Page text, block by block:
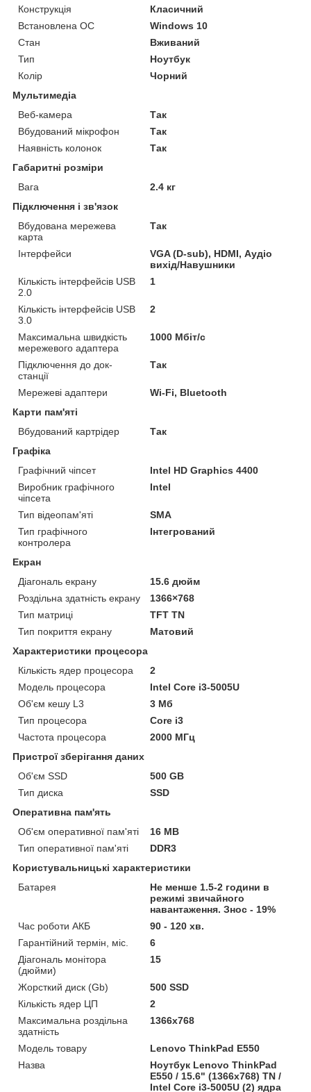
Конструкція
Класичний
Встановлена ОС
Windows 10
Стан
Вживаний
Тип
Ноутбук
Колір
Чорний
Мультимедіа
Веб-камера
Так
Вбудований мікрофон
Так
Наявність колонок
Так
Габаритні розміри
Вага
2.4 кг
Підключення і зв'язок
Вбудована мережева
карта
Так
Інтерфейси
VGA (D-sub), HDMI, Аудіо
вихід/Навушники
Кількість інтерфейсів USB
2.0
1
Кількість інтерфейсів USB
3.0
2
Максимальна швидкість
мережевого адаптера
1000 Мбіт/с
Підключення до док-
станції
Так
Мережеві адаптери
Wi-Fi, Bluetooth
Карти пам'яті
Вбудований картрідер
Так
Графіка
Графічний чіпсет
Intel HD Graphics 4400
Виробник графічного
чіпсета
Intel
Тип відеопам'яті
SMA
Тип графічного
контролера
Інтегрований
Екран
Діагональ екрану
15.6 дюйм
Роздільна здатність екрану
1366×768
Тип матриці
TFT TN
Тип покриття екрану
Матовий
Характеристики процесора
Кількість ядер процесора
2
Модель процесора
Intel Core i3-5005U
Об'єм кешу L3
3 Мб
Тип процесора
Core i3
Частота процесора
2000 МГц
Пристрої зберігання даних
Об'єм SSD
500 GB
Тип диска
SSD
Оперативна пам'ять
Об'єм оперативної пам'яті
16 MB
Тип оперативної пам'яті
DDR3
Користувальницькі характеристики
Батарея
Не менше 1.5-2 години в
режимі звичайного
навантаження. Знос - 19%
Час роботи АКБ
90 - 120 хв.
Гарантійний термін, міс.
6
Діагональ монітора
(дюйми)
15
Жорсткий диск (Gb)
500 SSD
Кількість ядер ЦП
2
Максимальна роздільна
здатність
1366x768
Модель товару
Lenovo ThinkPad E550
Назва
Ноутбук Lenovo ThinkPad
E550 / 15.6" (1366x768) TN /
Intel Core i3-5005U (2) ядра